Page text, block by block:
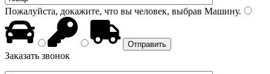
Пожалуйста, докажите, что вы человек, выбрав Машину.
Заказать звонок